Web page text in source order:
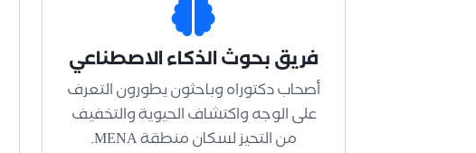
فريق بحوث الذكاء الاصطناعي
أصحاب دكتوراه وباحثون يطورون التعرف
على الوجه واكتشاف الحيوية والتخفيف
من التحيز لسكان منطقة MENA.